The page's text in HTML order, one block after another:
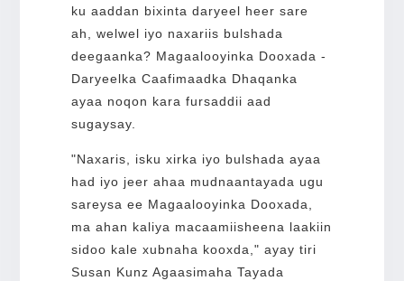
ku aaddan bixinta daryeel heer sare
ah, welwel iyo naxariis bulshada
deegaanka? Magaalooyinka Dooxada -
Daryeelka Caafimaadka Dhaqanka
ayaa noqon kara fursaddii aad
sugaysay.
"Naxaris, isku xirka iyo bulshada ayaa
had iyo jeer ahaa mudnaantayada ugu
sareysa ee Magaalooyinka Dooxada,
ma ahan kaliya macaamiisheena laakiin
sidoo kale xubnaha kooxda," ayay tiri
Susan Kunz Agaasimaha Tayada